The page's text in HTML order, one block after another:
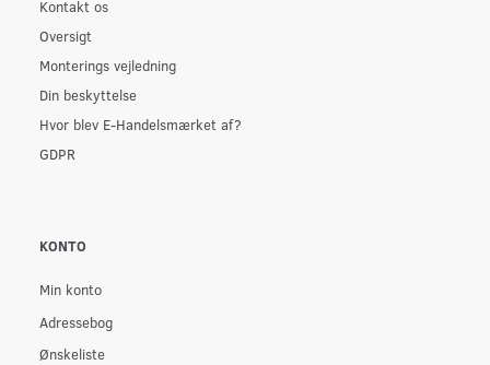
Kontakt os
Oversigt
Monterings vejledning
Din beskyttelse
Hvor blev E-Handelsmærket af?
GDPR
KONTO
Min konto
Adressebog
Ønskeliste